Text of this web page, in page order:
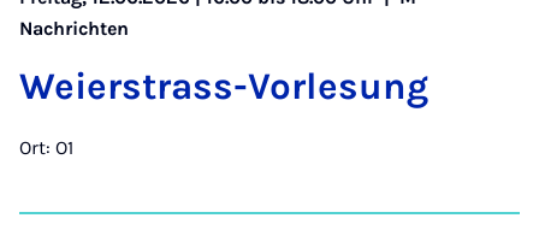
Nachrichten
Wei­er­strass-Vor­le­sung
Ort: O1